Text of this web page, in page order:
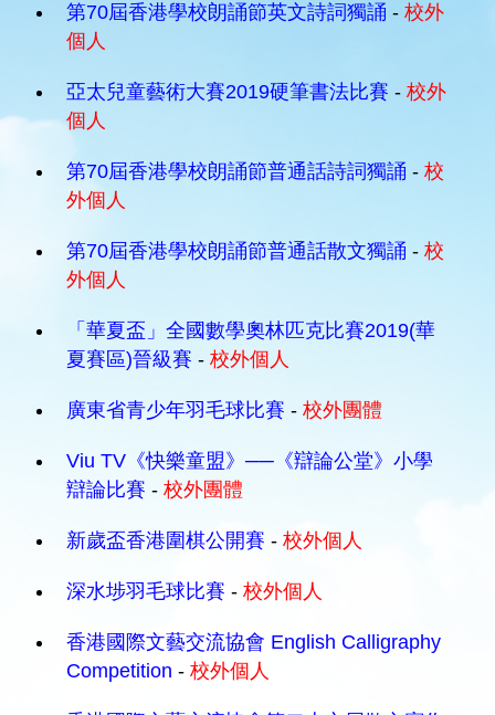
第70屆香港學校朗誦節英文詩詞獨誦 - 校外
個人
亞太兒童藝術大賽2019硬筆書法比賽 - 校外
個人
第70屆香港學校朗誦節普通話詩詞獨誦 - 校
外個人
第70屆香港學校朗誦節普通話散文獨誦 - 校
外個人
「華夏盃」全國數學奧林匹克比賽2019(華
夏賽區)晉級賽 - 校外個人
廣東省青少年羽毛球比賽 - 校外團體
Viu TV《快樂童盟》──《辯論公堂》小學
辯論比賽 - 校外團體
新歲盃香港圍棋公開賽 - 校外個人
深水埗羽毛球比賽 - 校外個人
香港國際文藝交流協會 English Calligraphy
Competition - 校外個人